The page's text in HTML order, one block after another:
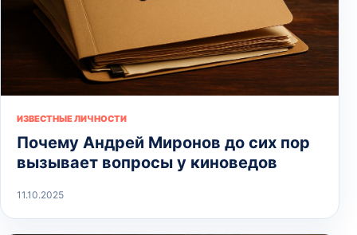
ИЗВЕСТНЫЕ ЛИЧНОСТИ
Почему Андрей Миронов до сих пор
вызывает вопросы у киноведов
11.10.2025